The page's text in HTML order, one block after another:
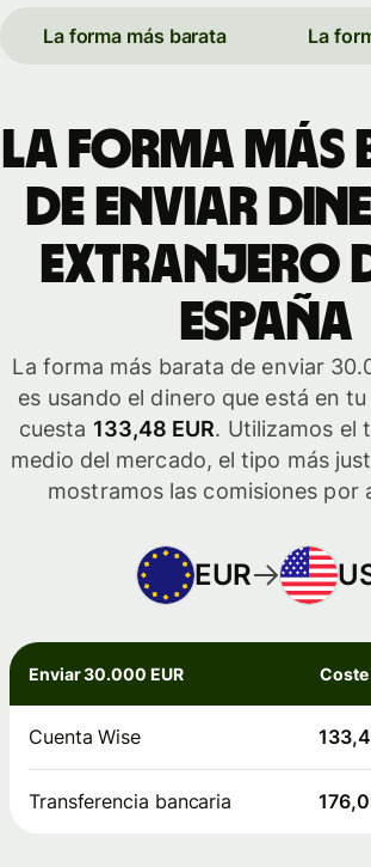
La forma más barata La
La forma más
de enviar
extranjero
España
La forma más barata de enviar
es usando el dinero que está en
cuesta 133,48 EUR. Utilizamos el
medio del mercado, el tipo más
mostramos las comisiones por
EUR
Enviar 30.000 EUR
Cuenta Wise
Transferencia bancaria